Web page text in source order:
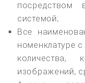
посредством
системой;
Все
номенклатуре
количества,
изображений,